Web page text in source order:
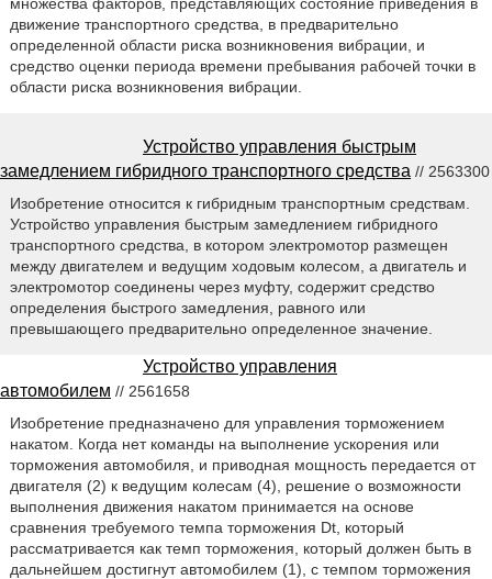
движение транспортного средства, в предварительно
определенной области риска возникновения вибрации, и
средство оценки периода времени пребывания рабочей точки в
области риска возникновения вибрации.
Устройство управления быстрым
замедлением гибридного транспортного средства // 2563300
Изобретение относится к гибридным транспортным средствам.
Устройство управления быстрым замедлением гибридного
транспортного средства, в котором электромотор размещен
между двигателем и ведущим ходовым колесом, а двигатель и
электромотор соединены через муфту, содержит средство
определения быстрого замедления, равного или
превышающего предварительно определенное значение.
Устройство управления
автомобилем // 2561658
Изобретение предназначено для управления торможением
накатом. Когда нет команды на выполнение ускорения или
торможения автомобиля, и приводная мощность передается от
двигателя (2) к ведущим колесам (4), решение о возможности
выполнения движения накатом принимается на основе
сравнения требуемого темпа торможения Dt, который
рассматривается как темп торможения, который должен быть в
дальнейшем достигнут автомобилем (1), с темпом торможения